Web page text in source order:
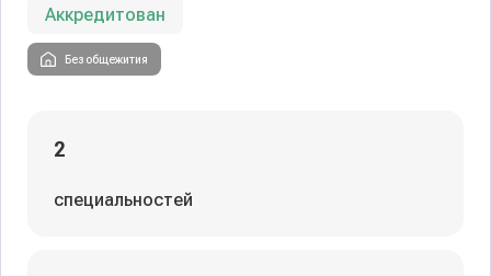
Аккредитован
Без общежития
2
специальностей